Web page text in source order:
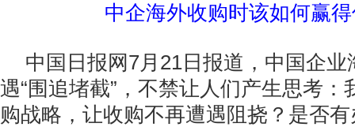
中企海外收购时该如何赢
中国日报网7月21日报道，中国企
遇“围追堵截”，不禁让人们产生思考：
购战略，让收购不再遭遇阻挠？是否